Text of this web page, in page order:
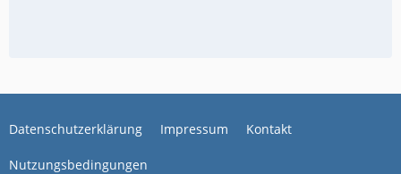
Datenschutzerklärung Impressum Kontakt
Nutzungsbedingungen